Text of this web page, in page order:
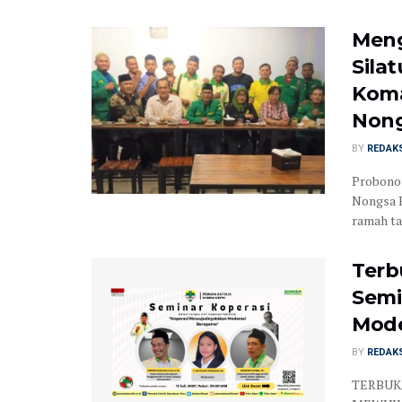
BY
Nongsa
ramah
BY